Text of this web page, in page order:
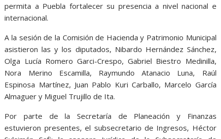
permita a Puebla fortalecer su presencia a nivel nacional e
internacional.
A la sesión de la Comisión de Hacienda y Patrimonio Municipal
asistieron las y los diputados, Nibardo Hernández Sánchez,
Olga Lucía Romero Garci-Crespo, Gabriel Biestro Medinilla,
Nora Merino Escamilla, Raymundo Atanacio Luna, Raúl
Espinosa Martínez, Juan Pablo Kuri Carballo, Marcelo García
Almaguer y Miguel Trujillo de Ita.
Por parte de la Secretaría de Planeación y Finanzas
estuvieron presentes, el subsecretario de Ingresos, Héctor